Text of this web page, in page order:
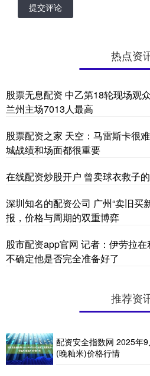
提交评论
热点资
股票无息配资 中乙第18轮现场观
兰州主场7013人最高
股票配资之家 天空：马雷斯卡很
城战绩和场面都很重要
在线配资炒股开户 曾卖球衣救子
深圳知名的配资公司 ​广州“卖旧买
报，价格与周期的双重博弈
股市配资app官网 记者：伊劳拉在
不确定他是否完全准备好了
推荐资
配资安全指数网 2025年
(晚籼米)价格行情